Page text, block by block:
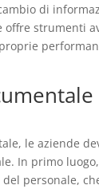
di
strumenti
le aziende
In primo
personale,